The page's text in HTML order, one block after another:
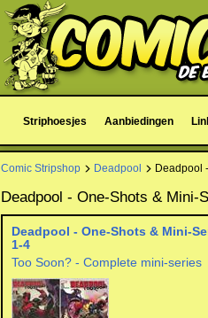
Striphoesjes Aanbiedingen
Comic Stripshop Deadpool Deadpool
Deadpool - One-Shots & Mini-
Deadpool - One-Shots & Mini-
1-4
Too Soon? - Complete mini-series